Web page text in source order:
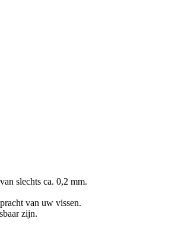
slechts ca. 0,2 mm.
van uw vissen.
zijn.